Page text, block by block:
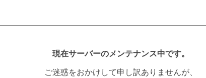
現在サーバーのメンテナンス中です。
ご迷惑をおかけして申し訳ありませんが、